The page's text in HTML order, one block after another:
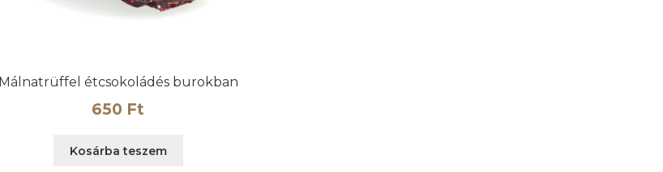
Málnatrüffel étcsokoládés burokban
650 Ft
Kosárba teszem